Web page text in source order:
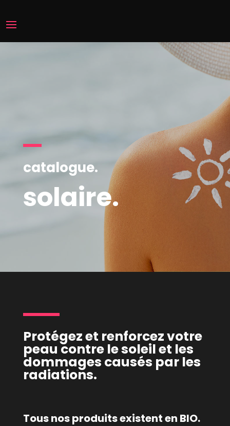
catalogue.
solaire.
Protégez et renforcez votre
peau contre le soleil et les
dommages causés par les
radiations.
Tous nos produits existent en BIO.